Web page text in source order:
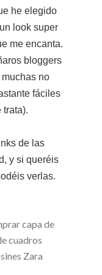
he elegido
look super
me encanta.
bloggers
no
fáciles
trata).
de las
y si queréis
verlas.
capa de
cuadros
Zara